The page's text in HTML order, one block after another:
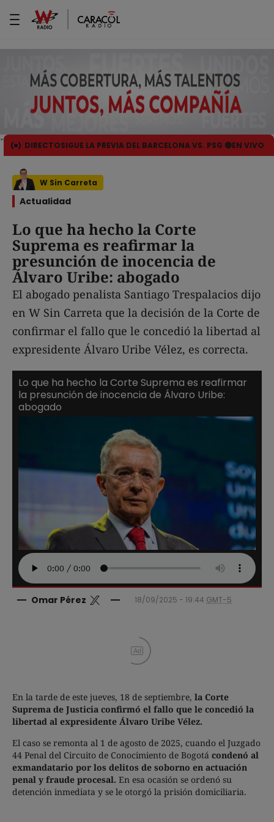
DIRECTOSIGUE LA PREVIA DEL BARCELONA VS. PSG 🔴EN VIVO
W Sin Carreta
Actualidad
Lo que ha hecho la Corte
Suprema es reafirmar la
presunción de inocencia de
Álvaro Uribe: abogado
El abogado penalista Santiago Trespalacios dijo
en W Sin Carreta que la decisión de la Corte de
confirmar el fallo que le concedió la libertad al
expresidente Álvaro Uribe Vélez, es correcta.
Lo que ha hecho la Corte Suprema es reafirmar
la presunción de inocencia de Álvaro Uribe:
abogado
Omar Pérez 18/09/2025 - 19:44 GMT-5
Ad
En la tarde de este jueves, 18 de septiembre, la Corte
Suprema de Justicia confirmó el fallo que le concedió la
libertad al expresidente Álvaro Uribe Vélez.
El caso se remonta al 1 de agosto de 2025, cuando el Juzgado
44 Penal del Circuito de Conocimiento de Bogotá condenó al
exmandatario por los delitos de soborno en actuación
penal y fraude procesal. En esa ocasión se ordenó su
detención inmediata y se le otorgó la prisión domiciliaria.